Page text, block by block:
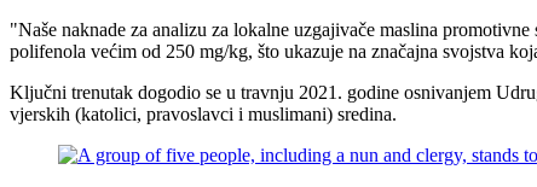
"Naše naknade za analizu za lokalne uzgajivače maslina
polifenola većim od 250 mg/kg, što ukazuje na značajna svojstva
Ključni trenutak dogodio se u travnju 2021. godine osnivanjem
vjerskih (katolici, pravoslavci i muslimani) sredina.